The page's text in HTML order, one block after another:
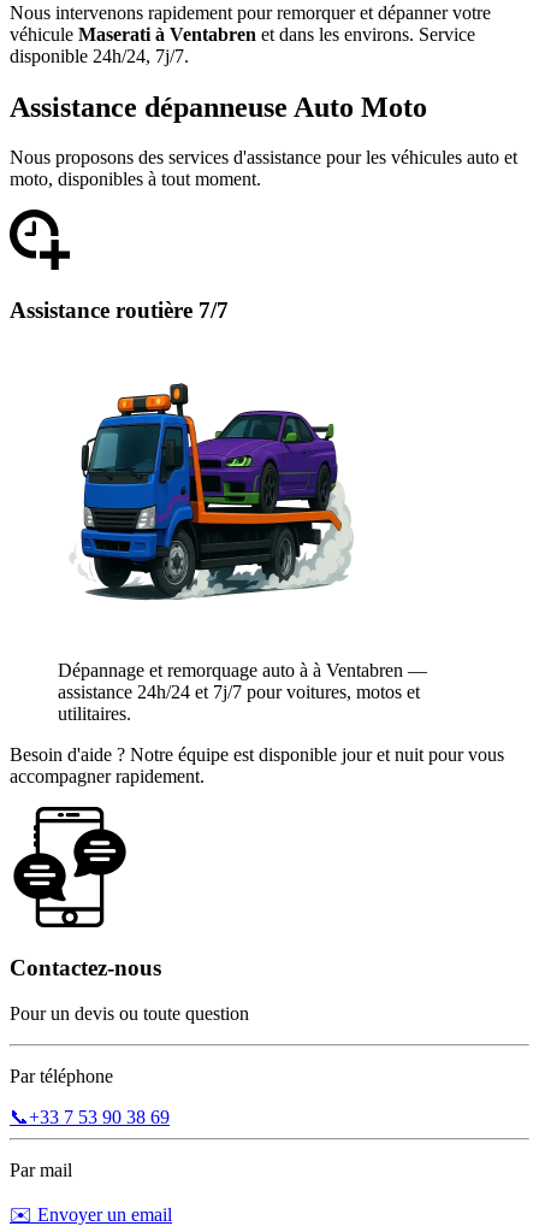
Nous intervenons rapidement pour remorquer et dépanner votre
véhicule Maserati à Ventabren et dans les environs. Service
disponible 24h/24, 7j/7.
Assistance dépanneuse Auto Moto
Nous proposons des services d'assistance pour les véhicules auto et
moto, disponibles à tout moment.
Assistance routière 7/7
Dépannage et remorquage auto à à Ventabren —
assistance 24h/24 et 7j/7 pour voitures, motos et
utilitaires.
Besoin d'aide ? Notre équipe est disponible jour et nuit pour vous
accompagner rapidement.
Contactez-nous
Pour un devis ou toute question
Par téléphone
📞+33 7 53 90 38 69
Par mail
✉️ Envoyer un email